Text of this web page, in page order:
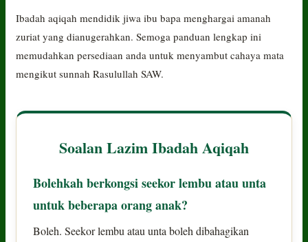
Ibadah aqiqah mendidik jiwa ibu bapa menghargai amanah
zuriat yang dianugerahkan. Semoga panduan lengkap ini
memudahkan persediaan anda untuk menyambut cahaya mata
mengikut sunnah Rasulullah SAW.
Soalan Lazim Ibadah Aqiqah
Bolehkah berkongsi seekor lembu atau unta
untuk beberapa orang anak?
Boleh. Seekor lembu atau unta boleh dibahagikan